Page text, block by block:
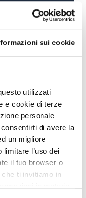
sui cookie
utilizzati
e cookie di terze
personale
di avere la
un migliore
l’uso dei
il tuo browser o
ti invitiamo in
TV